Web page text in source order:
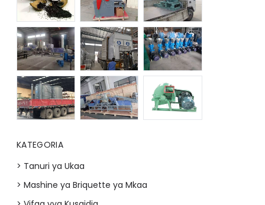
KATEGORIA
> Tanuri ya Ukaa
> Mashine ya Briquette ya Mkaa